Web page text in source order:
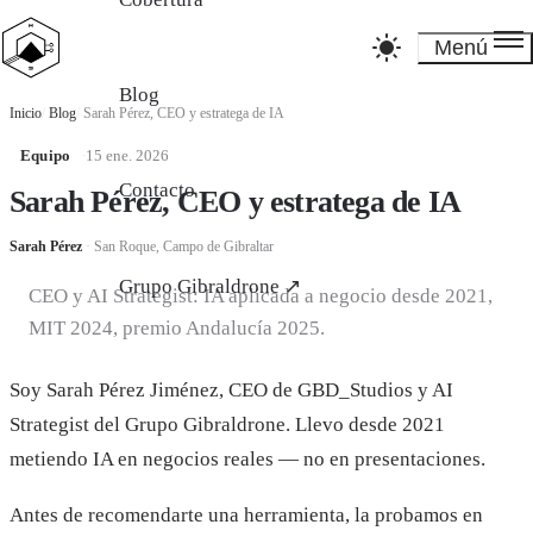
Blog
Contacto
Grupo Gibraldrone ↗
Menú
Inicio Blog Sarah Pérez, CEO y estratega de IA
Equipo 15 ene. 2026
Sarah Pérez, CEO y estratega de IA
Sarah Pérez · San Roque, Campo de Gibraltar
CEO y AI Strategist: IA aplicada a negocio desde 2021,
MIT 2024, premio Andalucía 2025.
Soy Sarah Pérez Jiménez, CEO de GBD_Studios y AI
Strategist del Grupo Gibraldrone. Llevo desde 2021
metiendo IA en negocios reales — no en presentaciones.
Antes de recomendarte una herramienta, la probamos en